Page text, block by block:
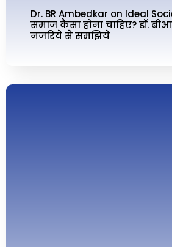
Dr. BR Ambedkar on Ideal
समाज कैसा होना चाहिए? डॉ.
नजरिये से समझिये